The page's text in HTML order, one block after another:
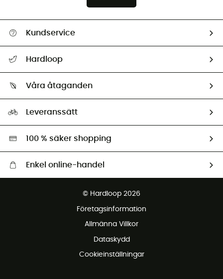
Kundservice
Retur & återbetalning
Hardloop
Ambassadörer
Våra åtaganden
Miljöanpassat urval
Leveranssätt
100 % säker shopping
Enkel online-handel
© Hardloop 2026
Företagsinformation
Allmänna Villkor
Dataskydd
Cookieinställningar